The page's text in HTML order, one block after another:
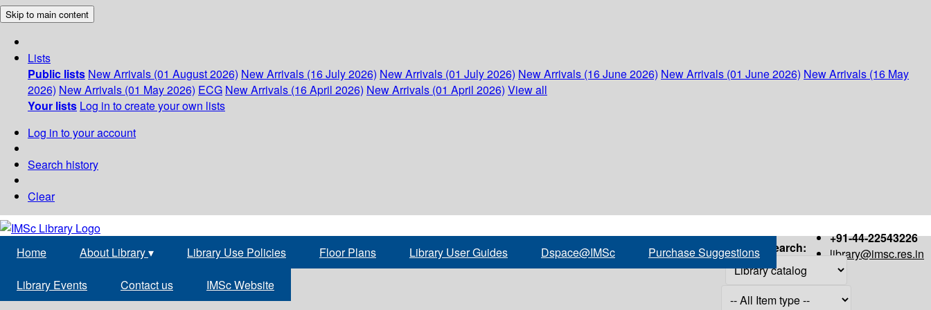
Skip to main content
Lists
Public lists New Arrivals (01 August 2026) New Arrivals (16 July 2026) New Arrivals (01 July 2026) New Arrivals (16 June 2026) New Arrivals (01 June 2026) New Arrivals (16 May
2026) New Arrivals (01 May 2026) ECG New Arrivals (16 April 2026) New Arrivals (01 April 2026) View all
Your lists Log in to create your own lists
Log in to your account
Search history
Clear
+91-44-22543226
library@imsc.res.in
Home About Library▾ Library Use Policies Floor Plans Library User Guides Dspace@IMSc Purchase Suggestions
Library Events Contact us IMSc Website
Search: